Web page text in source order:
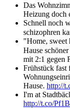
Das
Heizung doch
Schnell noch
schizophren
"Home, sweet
Hause
mit 2:1 gegen
Frühstück fast
Hause. http://
I'm at
http://t.co/